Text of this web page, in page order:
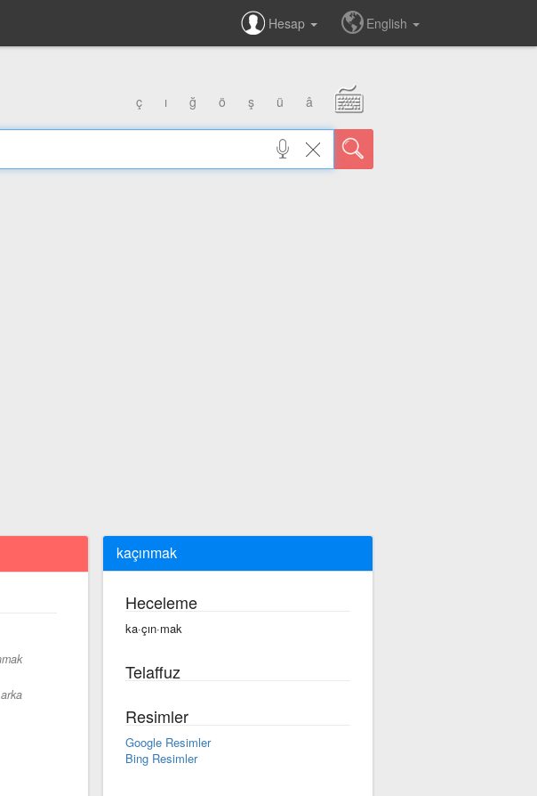
Hesap English
ç ı ğ ö ş ü â
kaçınmak
Heceleme
ka·çın·mak
Telaffuz
Resimler
Google Resimler
Bing Resimler